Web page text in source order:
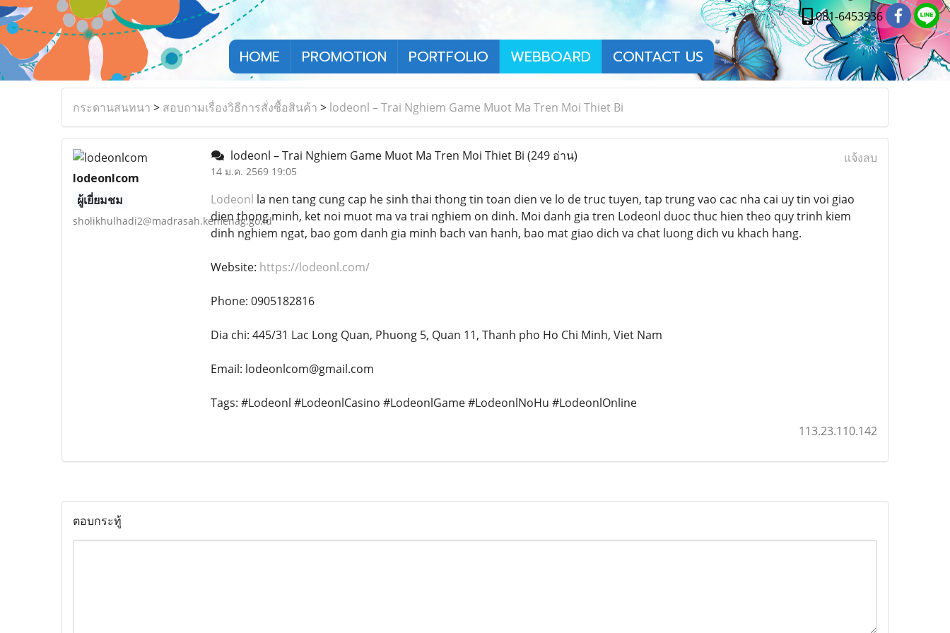
081-6453936
HOME PROMOTION PORTFOLIO WEBBOARD CONTACT US
กระดานสนทนา > สอบถามเรื่องวิธีการสั่งซื้อสินค้า > lodeonl – Trai Nghiem Game Muot Ma Tren Moi Thiet Bi
lodeonlcom
ผู้เยี่ยมชม
sholikhulhadi2@madrasah.kemenag.go.id
lodeonl – Trai Nghiem Game Muot Ma Tren Moi Thiet Bi (249 อ่าน)
14 ม.ค. 2569 19:05
แจ้งลบ
Lodeonl la nen tang cung cap he sinh thai thong tin toan dien ve lo de truc tuyen, tap trung vao cac nha cai uy tin voi giao
dien thong minh, ket noi muot ma va trai nghiem on dinh. Moi danh gia tren Lodeonl duoc thuc hien theo quy trinh kiem
dinh nghiem ngat, bao gom danh gia minh bach van hanh, bao mat giao dich va chat luong dich vu khach hang.
Website: https://lodeonl.com/
Phone: 0905182816
Dia chi: 445/31 Lac Long Quan, Phuong 5, Quan 11, Thanh pho Ho Chi Minh, Viet Nam
Email: lodeonlcom@gmail.com
Tags: #Lodeonl #LodeonlCasino #LodeonlGame #LodeonlNoHu #LodeonlOnline
113.23.110.142
ตอบกระทู้